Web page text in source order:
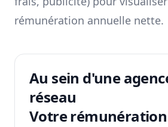
rémunération annuelle nette.
Au sein d'une
réseau
Votre